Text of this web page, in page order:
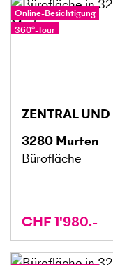
Online-Besichtigung
360°-Tour
3280 Murten
Bürofläche
CHF 1'980.-